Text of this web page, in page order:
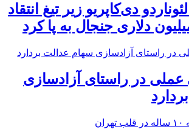
دی‌کاپریو زیر تیغ انتقاد
در راستای آزادسازی